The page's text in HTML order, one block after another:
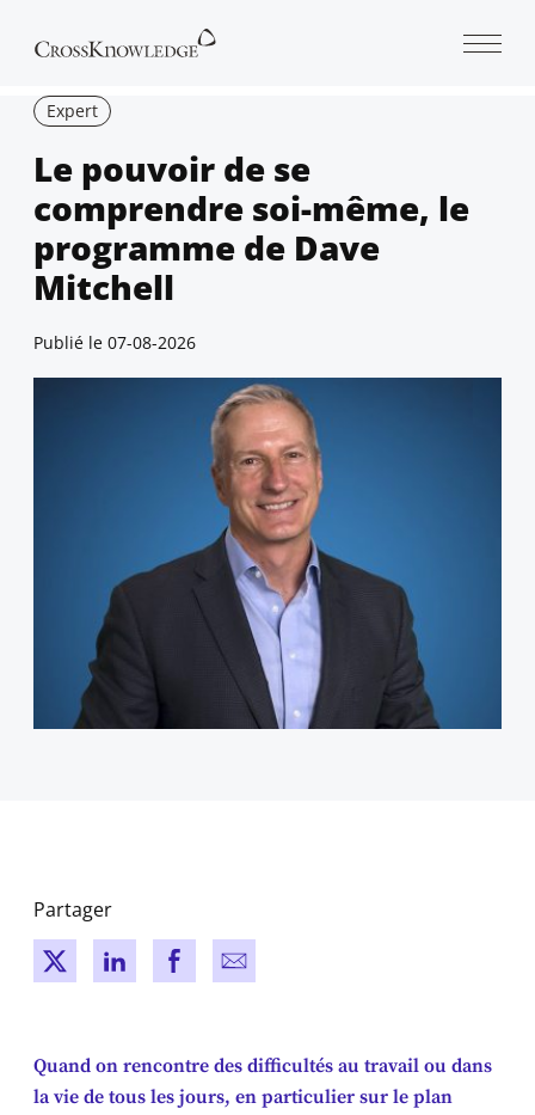
Expert
Le pouvoir de se
comprendre soi-même, le
programme de Dave
Mitchell
Publié le 07-08-2026
Partager
New windowNew window
New windowNew window
Quand on rencontre des difficultés au travail ou dans
la vie de tous les jours, en particulier sur le plan